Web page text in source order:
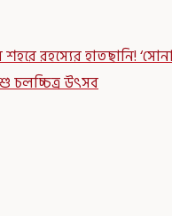
রহস্যের হাতছানি!
চলচ্চিত্র উৎসব